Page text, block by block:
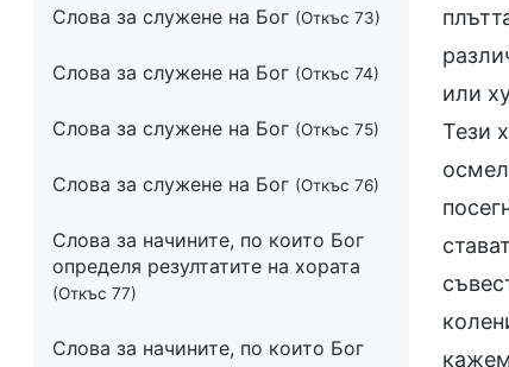
Слова за служене на Бог (Откъс 73)
Слова за служене на Бог (Откъс 74)
Слова за служене на Бог (Откъс 75)
Слова за служене на Бог (Откъс 76)
Слова за начините, по които Бог
определя резултатите на хората
(Откъс 77)
Слова за начините, по които Бог
или
Тези